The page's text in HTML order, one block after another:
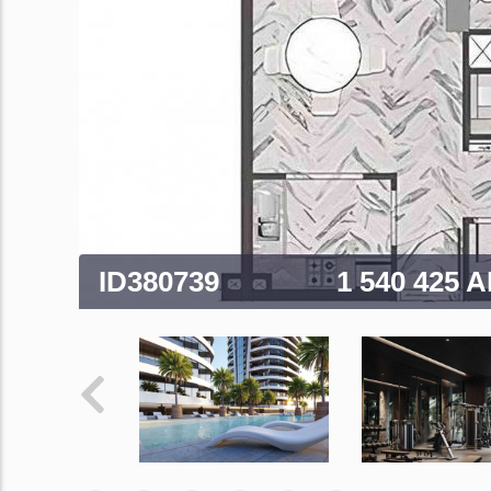
ID380739 1 540 425